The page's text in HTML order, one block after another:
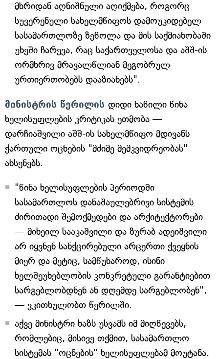
მხრიდან აღნიშნული აღიქმება, როგორც
სუვერენული სახელმწიფოს დამოუკიდებელ
სასამართლოზე ზეწოლა და მის საქმიანობაში
უხეში ჩარევა, რაც საქართველოსა და აშშ-ის
ორმხრივ მრავალწლიან მეგობრულ
ურთიერთობებს დააზიანებს".
მინისტრის წერილის დიდი ნაწილი წინა
ხელისუფლების კრიტიკას ეთმობა —
დარჩიაშვილი აშშ-ის სახელმწიფო მდივანს
ქართული ოცნების "მძიმე მემკვიდრეობას"
ახსენებს.
"წინა ხელისუფლების პერიოდში
სასამართლოს დანაშაულებრივი სისტემის
ძირითადი შემოქმედები და არქიტექტორები
— მიხეილ სააკაშვილი და ზურაბ ადეიშვილი
არ იყვნენ სანქცირებული არცერთი ქვეყნის
მიერ და მეტიც, სამწუხაროდ, ისინი
ხელშეუხებლობის კონკრეტული გარანტიებით
სარგებლობდნენ ან დღემდე სარგებლობენ",
— ვკითხულობთ წერილში.
აქვე მინისტრი ხაზს უსვამს იმ მიღწევებს,
რომლებიც, მისივე თქმით, სასამართლო
სისტემას "ოცნების" ხელისუფლებამ მოუტანა.